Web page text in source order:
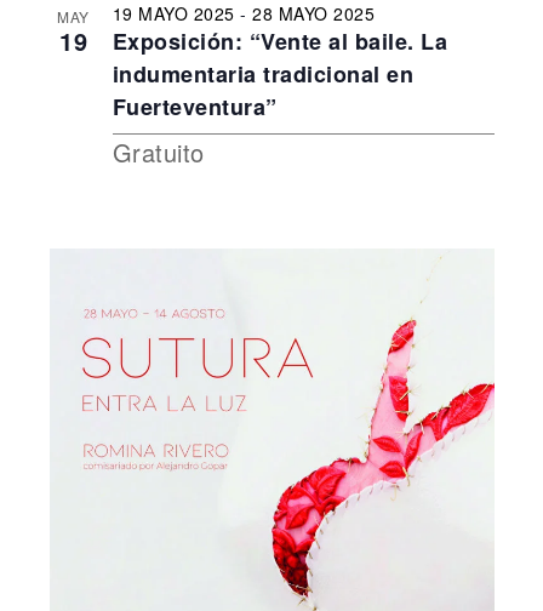
MAY
19
19 MAYO 2025 - 28 MAYO 2025
Exposición: “Vente al baile. La
indumentaria tradicional en
Fuerteventura”
Gratuito